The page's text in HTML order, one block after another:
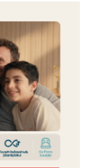
5 дней назад
8 дней назад
Когда-нибудь
уже поздно